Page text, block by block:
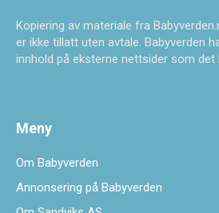
Kopiering av materiale fra
er ikke tillatt uten avtale. Babyverden
innhold på eksterne nettsider som det
Meny
Om Babyverden
Annonsering på Babyverden